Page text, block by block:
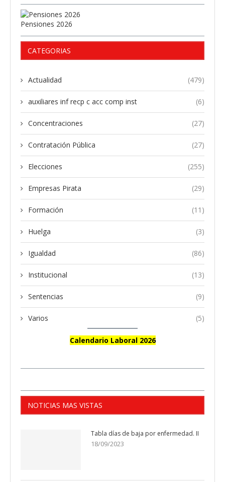
Pensiones 2026
CATEGORIAS
Actualidad (479)
auxiliares inf recp c acc comp inst (6)
Concentraciones (27)
Contratación Pública (27)
Elecciones (255)
Empresas Pirata (29)
Formación (11)
Huelga (3)
Igualdad (86)
Institucional (13)
Sentencias (9)
Varios (5)
Calendario Laboral 2026
NOTICIAS MAS VISTAS
Tabla días de baja por enfermedad. II
18/09/2023